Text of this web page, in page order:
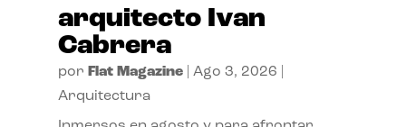
arquitecto Ivan
Cabrera
por Flat Magazine| Ago 3, 2026
Arquitectura